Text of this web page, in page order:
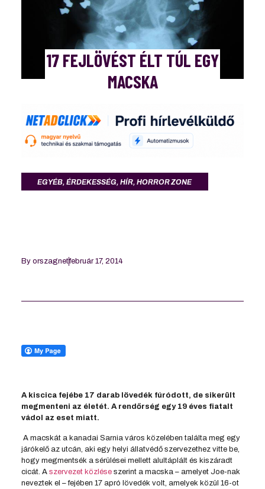
17 FEJLÖVÉST ÉLT TÚL EGY
MACSKA
EGYÉB, ÉRDEKESSÉG, HÍR, HORROR ZONE
Byorszagnetfebruár 17, 2014
A kiscica fejébe 17 darab lövedék fúródott, de sikerült
megmenteni az életét. A rendőrség egy 19 éves fiatalt
vádol az eset miatt.
A macskát a kanadai Sarnia város közelében találta meg egy
járókelő az utcán, aki egy helyi állatvédő szervezethez vitte be,
hogy megmentsék a sérülései mellett alultáplált és kiszáradt
cicát. A szervezet közléseszerint a macska – amelyet Joe-nak
neveztek el – fejében 17 apró lövedék volt, amelyek közül 16-ot